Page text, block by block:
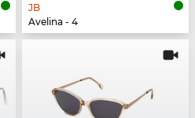
JB
Avelina - 4